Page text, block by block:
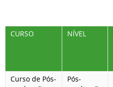
CURSO NÍVEL
Curso de Pós-
Pós-